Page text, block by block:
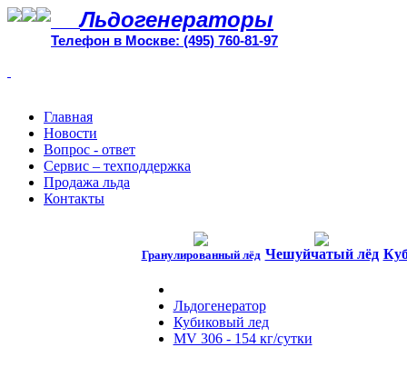
Льдогенераторы
Телефон в Москве: (495) 760-81-97
Главная
Новости
Вопрос - ответ
Сервис – техподдержка
Продажа льда
Контакты
Гранулированный лёд Чешуйчатый лёд
Льдогенератор
Кубиковый лед
MV 306 - 154 кг/сутки